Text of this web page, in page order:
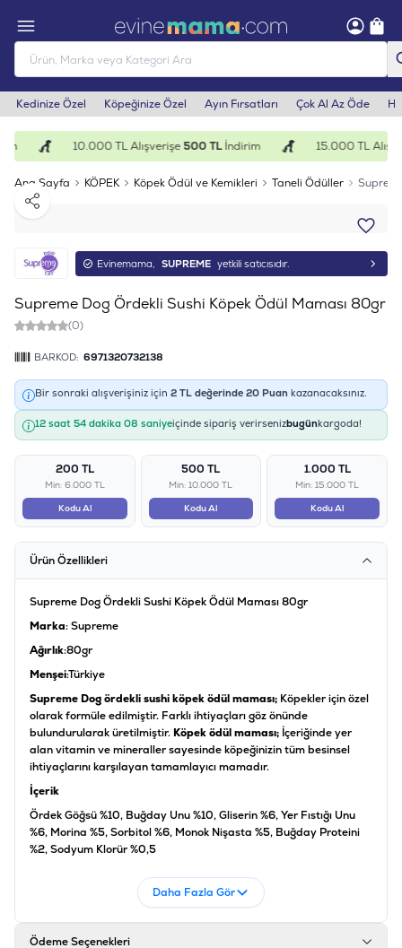
Kedinize Özel Köpeğinize Özel Ayın Fırsatları Çok Al Az Öde
10.000 TL Alışverişe500 TLİndirim 15.000 TL
Ana Sayfa KÖPEK Köpek Ödül ve Kemikleri Taneli Ödüller
Paylaş
Evinemama, SUPREME yetkili satıcısıdır.
Supreme Dog Ördekli Sushi Köpek Ödül Maması 80gr
(0)
BARKOD: 6971320732138
Bir sonraki alışverişiniz için 2 TL değerinde 20 Puan kazanacaksınız.
12 saat 54 dakika 08 saniyeiçinde sipariş verirsenizbugünkargoda!
200 TL
Min: 6.000 TL
Kodu Al
500 TL
Min: 10.000 TL
Kodu Al
1.000 TL
Min: 15.000 TL
Kodu Al
Ürün Özellikleri
Supreme Dog Ördekli Sushi Köpek Ödül Maması 80gr
Marka: Supreme
Ağırlık:80gr
Menşei:Türkiye
Supreme Dog ördekli sushi köpek ödül maması; Köpekler için özel
olarak formüle edilmiştir. Farklı ihtiyaçları göz önünde
bulundurularak üretilmiştir. Köpek ödül maması; İçeriğinde yer
alan vitamin ve mineraller sayesinde köpeğinizin tüm besinsel
ihtiyaçlarını karşılayan tamamlayıcı mamadır.
İçerik
Ördek Göğsü %10, Buğday Unu %10, Gliserin %6, Yer Fıstığı Unu
%6, Morina %5, Sorbitol %6, Monok Nişasta %5, Buğday Proteini
%2, Sodyum Klorür %0,5
Bağlayıcılar %0,25, Koruyucular %0,25
Daha Fazla Gör
Ödeme Seçenekleri